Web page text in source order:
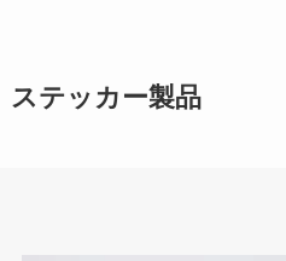
ステッカー製品